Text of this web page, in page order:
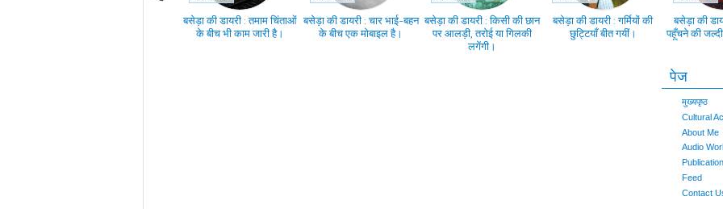
बसेड़ा की डायरी : तमाम चिंताओं
के बीच भी काम जारी है।
बसेड़ा की डायरी : चार भाई-बहन
के बीच एक मोबाइल है।
बसेड़ा की डायरी : किसी की छान
पर आलड़ी, तरोई या गिलकी
लगेंगी।
बसेड़ा की डायरी : गर्मियों की
छुट्टियाँ बीत गयीं।
बसेड़ा की
पहूँचने की
पेज
मुख्यपृष्ठ
Cultural
About Me
Audio
Publication
Feed
Contact